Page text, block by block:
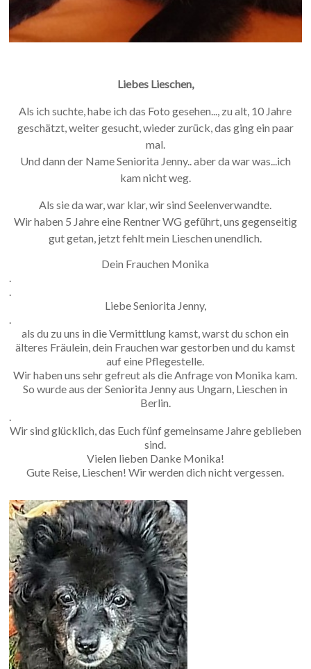
Liebes Lieschen,
Als ich suchte, habe ich das Foto gesehen..., zu alt, 10 Jahre
geschätzt, weiter gesucht, wieder zurück, das ging ein paar
mal.
Und dann der Name Seniorita Jenny.. aber da war was...ich
kam nicht weg.
Als sie da war, war klar, wir sind Seelenverwandte.
Wir haben 5 Jahre eine Rentner WG geführt, uns gegenseitig
gut getan, jetzt fehlt mein Lieschen unendlich.
Dein Frauchen Monika
.
.
Liebe Seniorita Jenny,
.
als du zu uns in die Vermittlung kamst, warst du schon ein
älteres Fräulein, dein Frauchen war gestorben und du kamst
auf eine Pflegestelle.
Wir haben uns sehr gefreut als die Anfrage von Monika kam.
So wurde aus der Seniorita Jenny aus Ungarn, Lieschen in
Berlin.
.
Wir sind glücklich, das Euch fünf gemeinsame Jahre geblieben
sind.
Vielen lieben Danke Monika!
Gute Reise, Lieschen! Wir werden dich nicht vergessen.